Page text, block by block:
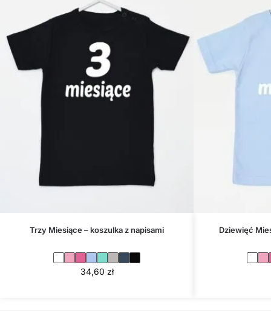
Trzy Miesiące – koszulka z napisami
34,60 zł
Dziewięć